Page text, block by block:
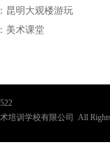
昆明大观楼游玩
美术课堂
培训学校有限公司 All